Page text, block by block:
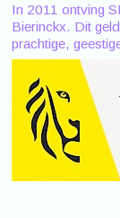
In 2011 ontving
Bierinckx. Dit
prachtige,